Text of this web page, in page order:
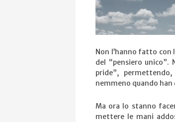
Non l’hanno fatto
del “pensiero unico”.
pride”,
nemmeno quando han
Ma ora lo stanno
mettere le mani